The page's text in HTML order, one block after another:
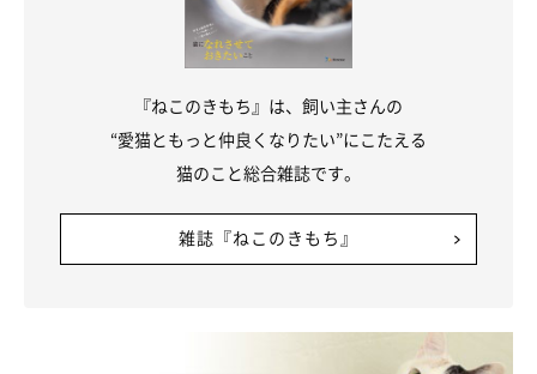
『ねこのきもち』は、飼い主さんの
“愛猫ともっと仲良くなりたい”にこたえる
猫のこと総合雑誌です。
雑誌『ねこのきもち』